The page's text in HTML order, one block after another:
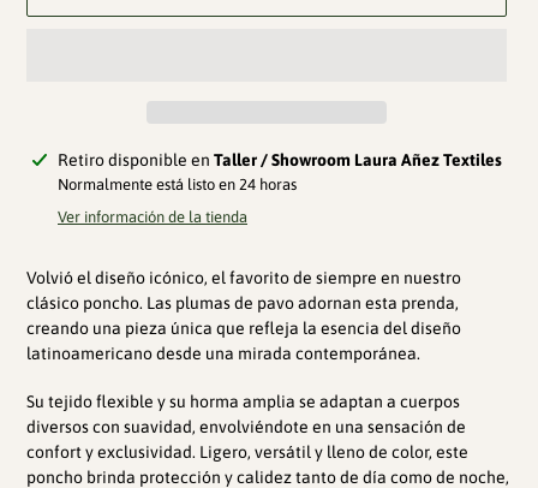
Agregando
producto
carrito
de
compra
Retiro disponible en Taller / Showroom Laura Añez Textiles
Normalmente está listo en 24 horas
Ver información de la tienda
Volvió el diseño icónico, el favorito de siempre en nuestro
clásico poncho. Las plumas de pavo adornan esta prenda,
creando una pieza única que refleja la esencia del diseño
latinoamericano desde una mirada contemporánea.
Su tejido flexible y su horma amplia se adaptan a cuerpos
diversos con suavidad, envolviéndote en una sensación de
confort y exclusividad. Ligero, versátil y lleno de color, este
poncho brinda protección y calidez tanto de día como de noche,